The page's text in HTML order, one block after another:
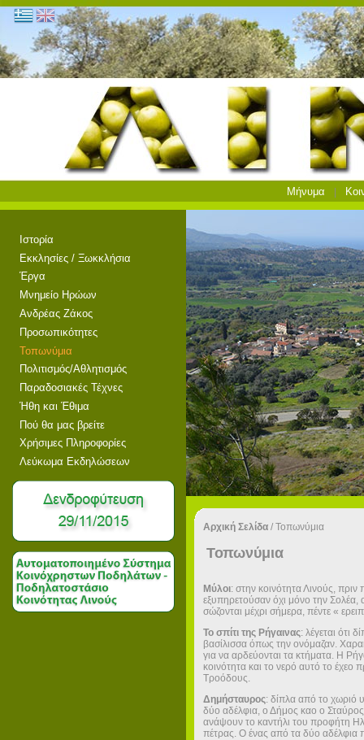
Μήνυμα
Ιστορία
Εκκλησίες / Ξωκκλήσια
Έργα
Μνημείο Ηρώων
Ανδρέας Ζάκος
Προσωπικότητες
Τοπωνύμια
Πολιτισμός/Αθλητισμός
Παραδοσιακές Τέχνες
Ήθη και Έθιμα
Πού θα μας βρείτε
Χρήσιμες Πληροφορίες
Λεύκωμα Εκδηλώσεων
Αρχική Σελίδα / Τοπωνύμια
Τοπωνύμια
Μύλοι: στην κοινότητα Λινούς,
εξυπηρετούσαν όχι μόνο την
σώζονται μέχρι σήμερα, πέντε «
Το σπίτι της Ρήγαινας: λέγεται ότι
βασίλισσα όπως την ονόμαζαν.
για να αρδεύονται τα κτήματα. Η
κοινότητα και το νερό αυτό το έχεο
Τροόδους.
Δημήσταυρος: δίπλα από το χωριό
δύο αδέλφια, ο Δήμος καο ο
ανάψουν το καντήλι του προφήτη
πέτρας. Ο ένας από τα δύο αδέλφια